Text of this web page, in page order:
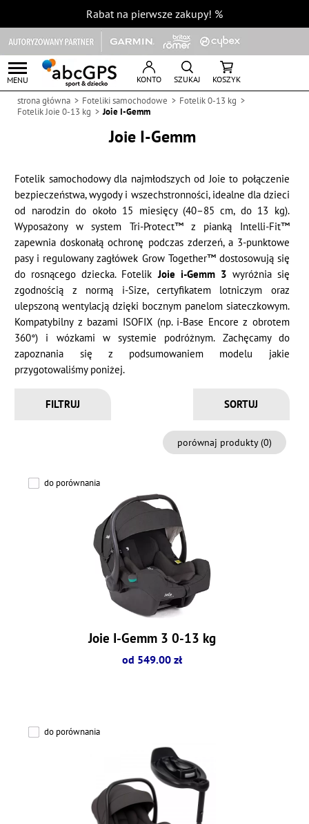
Rabat na pierwsze zakupy! %
MENU KONTO SZUKAJ KOSZYK
strona główna Foteliki samochodowe
Fotelik 0-13 kg
Fotelik Joie 0-13 kg
Joie I-Gemm
Joie I-Gemm
Fotelik samochodowy dla najmłodszych od Joie to połączenie
bezpieczeństwa, wygody i wszechstronności, idealne dla dzieci
od narodzin do około 15 miesięcy (40–85 cm, do 13 kg).
Wyposażony w system Tri-Protect™ z pianką Intelli-Fit™
zapewnia doskonałą ochronę podczas zderzeń, a 3-punktowe
pasy i regulowany zagłówek Grow Together™ dostosowują się
do rosnącego dziecka. FotelikJoie i-Gemm 3 wyróżnia się
zgodnością z normą i-Size, certyfikatem lotniczym oraz
ulepszoną wentylacją dzięki bocznym panelom siateczkowym.
Kompatybilny z bazami ISOFIX (np. i-Base Encore z obrotem
360°) i wózkami w systemie podróżnym. Zachęcamy do
zapoznania się z podsumowaniem modelu jakie
przygotowaliśmy poniżej.
FILTRUJ
porównaj produkty (0)
do porównania
Joie I-Gemm 3 0-13 kg
od 549.00 zł
do porównania